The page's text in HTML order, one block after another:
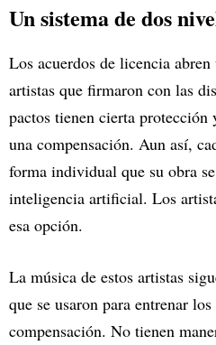
Un sistema de dos
Los acuerdos de licencia
artistas que firmaron con las
pactos tienen cierta
una compensación. Aun así,
forma individual que su obra
inteligencia artificial. Los
esa opción.
La música de estos artistas
que se usaron para entrenar
compensación. No tienen